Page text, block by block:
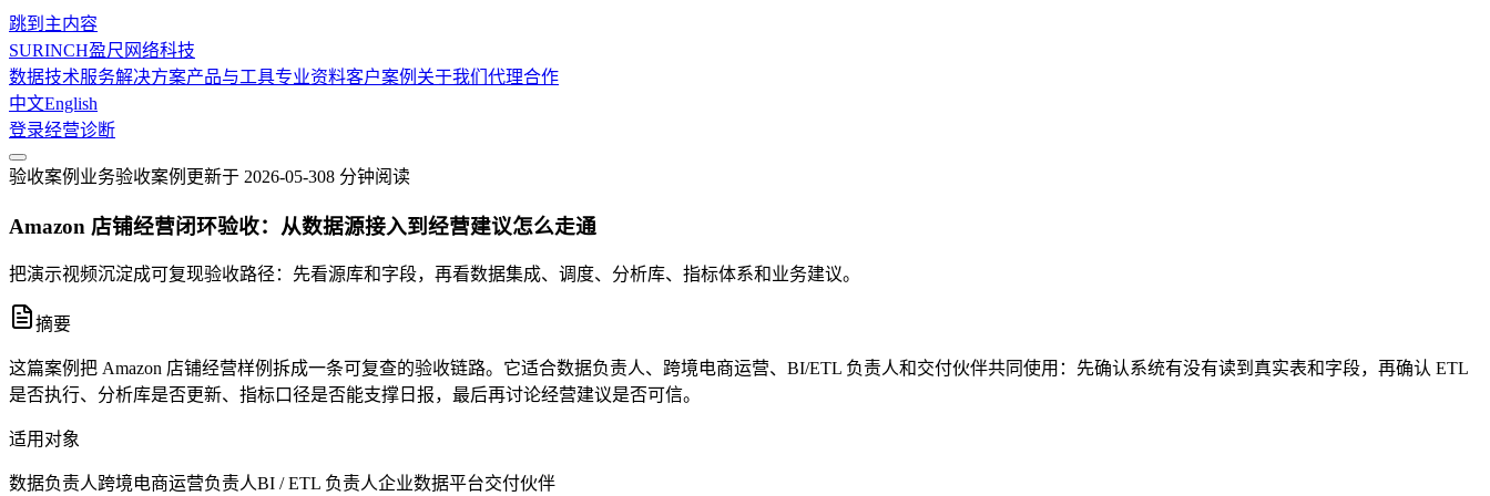
跳到主内容
SURINCH盈尺网络科技
数据技术服务解决方案产品与工具专业资料客户案例 关于我们 代理合作
中文English
登录经营诊断
验收案例 业务验收案例 更新于 2026-05-308 分钟阅读
Amazon 店铺经营闭环验收：从数据源接入到经营建议怎么走通
把演示视频沉淀成可复现验收路径：先看源库和字段，再看数据集成、调度、分析库、指标体系和业务建议。
摘要
这篇案例把 Amazon 店铺经营样例拆成一条可复查的验收链路。它适合数据负责人、跨境电商运营、BI/ETL 负责人和交付伙伴共同使用：先确认系统有没有读到真实表和字段，再确认 ETL
是否执行、分析库是否更新、指标口径是否能支撑日报，最后再讨论经营建议是否可信。
适用对象
数据负责人跨境电商运营负责人BI / ETL 负责人企业数据平台交付伙伴